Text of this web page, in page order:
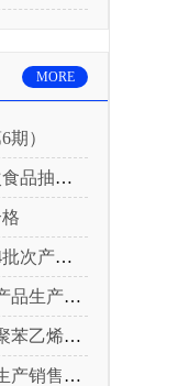
MORE
）
况的通报
不合格！
监管局通报！
场监督管理局通报！
管理局通告！